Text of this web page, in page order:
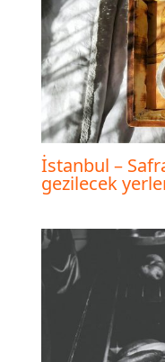
İstanbul –
gezilecek